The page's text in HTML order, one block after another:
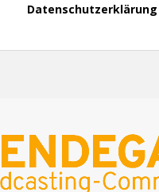
Datenschutzerklärung